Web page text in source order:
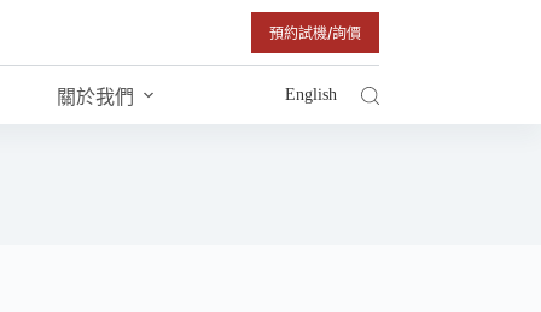
預約試機/詢價
關於我們 English